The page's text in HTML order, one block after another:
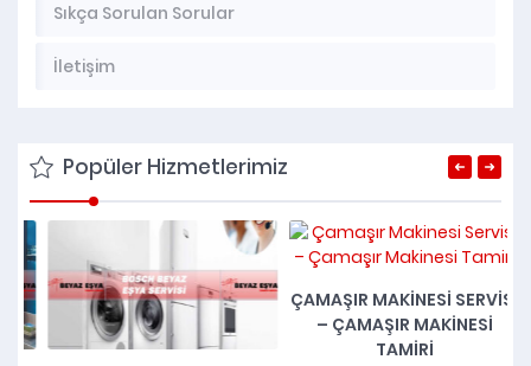
Sıkça Sorulan Sorular
İletişim
Popüler Hizmetlerimiz
ÇAMAŞIR MAKINESI SERVISI
– ÇAMAŞIR MAKINESI
TAMIRI